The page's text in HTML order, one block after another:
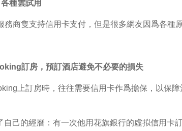
各種雲試用
務商隻支持信用卡支付，但是很多網友因爲各種
訂房，預訂酒店避免不必要的損失
上訂房時，往往需要信用卡作爲擔保，以保
自己的經曆：有一次他用花旗銀行的虛拟信用卡